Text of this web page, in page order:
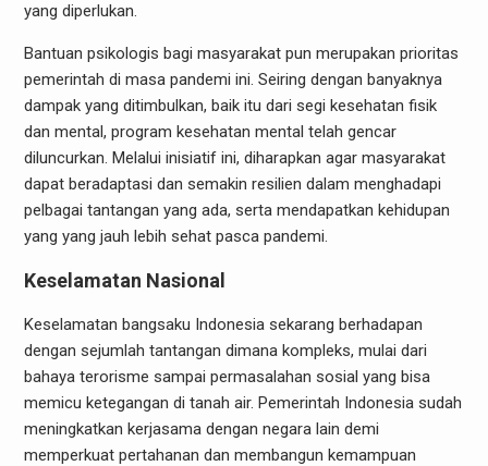
yang diperlukan.
Bantuan psikologis bagi masyarakat pun merupakan prioritas
pemerintah di masa pandemi ini. Seiring dengan banyaknya
dampak yang ditimbulkan, baik itu dari segi kesehatan fisik
dan mental, program kesehatan mental telah gencar
diluncurkan. Melalui inisiatif ini, diharapkan agar masyarakat
dapat beradaptasi dan semakin resilien dalam menghadapi
pelbagai tantangan yang ada, serta mendapatkan kehidupan
yang yang jauh lebih sehat pasca pandemi.
Keselamatan Nasional
Keselamatan bangsaku Indonesia sekarang berhadapan
dengan sejumlah tantangan dimana kompleks, mulai dari
bahaya terorisme sampai permasalahan sosial yang bisa
memicu ketegangan di tanah air. Pemerintah Indonesia sudah
meningkatkan kerjasama dengan negara lain demi
memperkuat pertahanan dan membangun kemampuan